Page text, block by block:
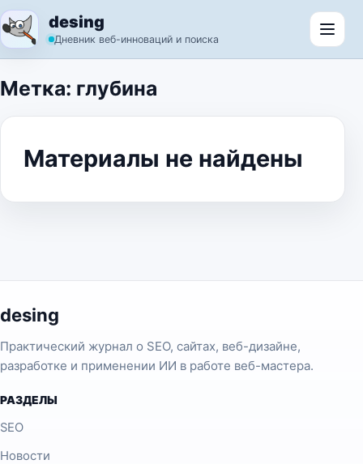
Перейти к содержимому
desing
Дневник веб-инноваций и поиска
Метка: глубина
Материалы не найдены
desing
Практический журнал о SEO, сайтах, веб-дизайне,
разработке и применении ИИ в работе веб-мастера.
РАЗДЕЛЫ
SEO
Новости